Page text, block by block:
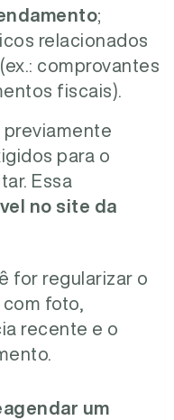
;
relacionados
comprovantes
fiscais).
para o
Essa
no site da
for regularizar o
foto,
recente e o
um